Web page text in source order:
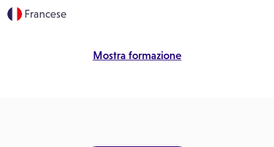
Francese
Mostra formazione